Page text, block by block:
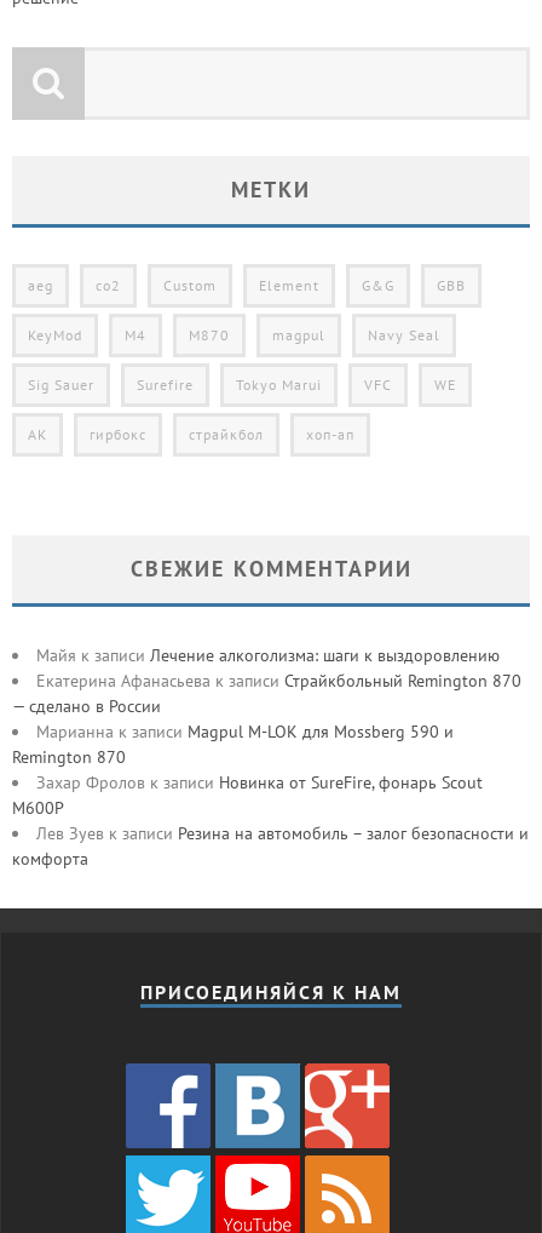
МЕТКИ
aeg co2 Custom Element G&G GBB
KeyMod M4 M870 magpul Navy Seal
Sig Sauer Surefire Tokyo Marui VFC WE
АК гирбокс страйкбол хоп-ап
СВЕЖИЕ КОММЕНТАРИИ
Майя к записи Лечение алкоголизма: шаги к выздоровлению
Екатерина Афанасьева к записи Страйкбольный Remington 870
— сделано в России
Марианна к записи Magpul M-LOK для Mossberg 590 и
Remington 870
Захар Фролов к записи Новинка от SureFire, фонарь Scout
M600P
Лев Зуев к записи Резина на автомобиль – залог безопасности и
комфорта
ПРИСОЕДИНЯЙСЯ К НАМ